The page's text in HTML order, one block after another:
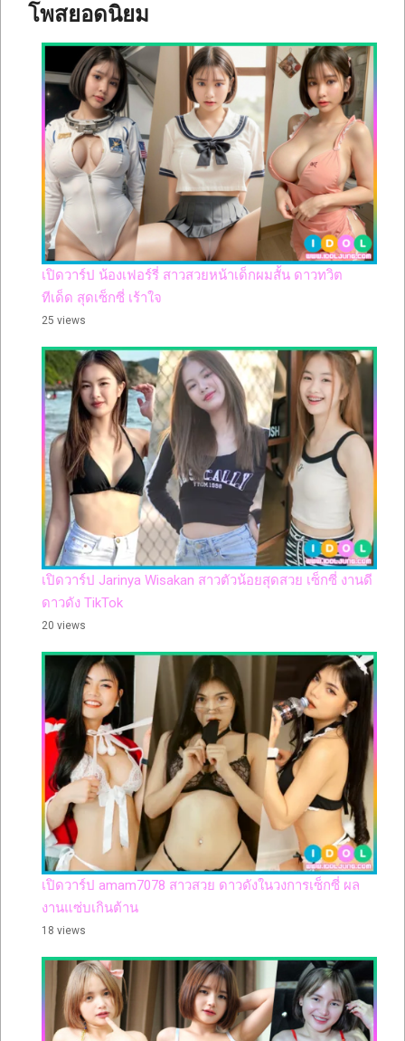
โพสยอดนิยม
เปิดวาร์ป น้องเฟอร์รี่ สาวสวยหน้าเด็กผมสั้น ดาวทวิต
ทีเด็ด สุดเซ็กซี่ เร้าใจ
25 views
เปิดวาร์ป Jarinya Wisakan สาวตัวน้อยสุดสวย เซ็กซี่ งานดี
ดาวดัง TikTok
20 views
เปิดวาร์ป amam7078 สาวสวย ดาวดังในวงการเซ็กซี่ ผล
งานแซ่บเกินต้าน
18 views